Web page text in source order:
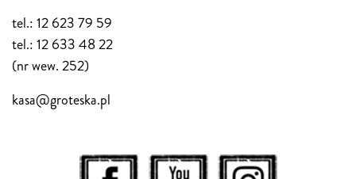
tel.: 12 623 79 59
tel.: 12 633 48 22
(nr wew. 252)
kasa@groteska.pl